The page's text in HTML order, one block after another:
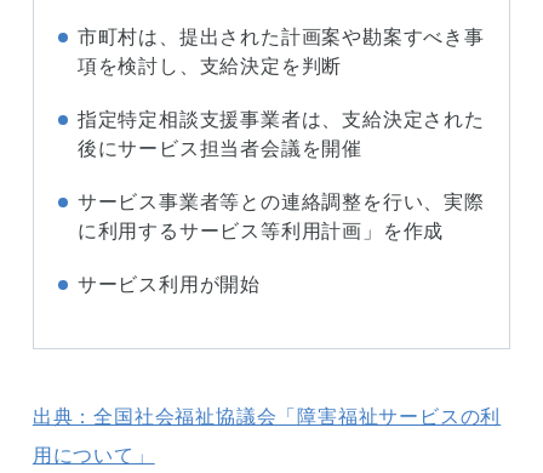
市町村は、提出された計画案や勘案すべき事
項を検討し、支給決定を判断
指定特定相談支援事業者は、支給決定された
後にサービス担当者会議を開催
サービス事業者等との連絡調整を行い、実際
に利用するサービス等利用計画」を作成
サービス利用が開始
出典：全国社会福祉協議会「障害福祉サービスの利
用について」